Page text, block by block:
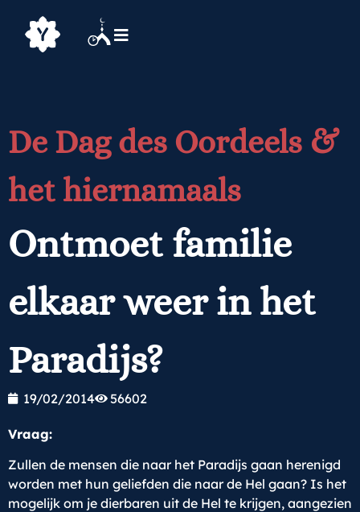
De Dag des Oordeels &
het hiernamaals
Ontmoet familie
elkaar weer in het
Paradijs?
19/02/2014 56602
Vraag:
Zullen de mensen die naar het Paradijs gaan herenigd
worden met hun geliefden die naar de Hel gaan? Is het
mogelijk om je dierbaren uit de Hel te krijgen, aangezien